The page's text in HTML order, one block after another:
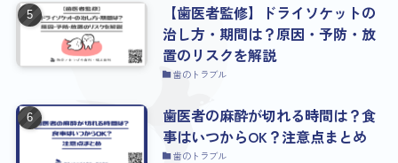
【歯医者監修】ドライソケットの
治し方・期間は？原因・予防・放
置のリスクを解説
歯のトラブル
歯医者の麻酔が切れる時間は？食
事はいつからOK？注意点まとめ
歯のトラブル